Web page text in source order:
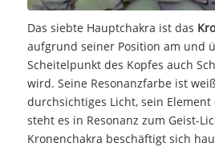
Das siebte Hauptchakra ist das
aufgrund seiner Position am und
Scheitelpunkt des Kopfes auch
wird. Seine Resonanzfarbe ist
durchsichtiges Licht, sein Element
steht es in Resonanz zum Geist-
Kronenchakra beschäftigt sich